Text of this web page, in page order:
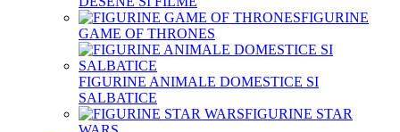
FIGURINE
GAME OF THRONES
FIGURINE ANIMALE DOMESTICE SI
SALBATICE
FIGURINE STAR